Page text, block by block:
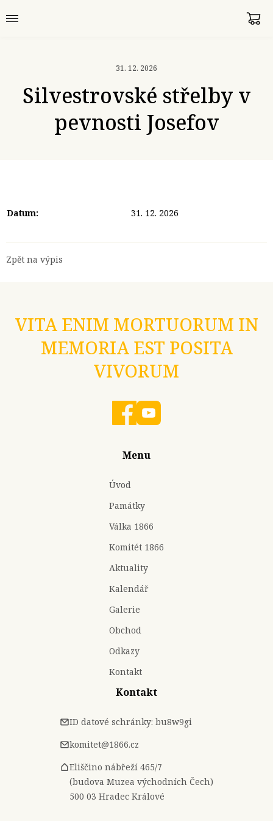
31. 12. 2026
Silvestrovské střelby v
pevnosti Josefov
Datum: 31. 12. 2026
Zpět na výpis
VITA ENIM MORTUORUM IN
MEMORIA EST POSITA
VIVORUM
Menu
Úvod
Památky
Válka 1866
Komitét 1866
Aktuality
Kalendář
Galerie
Obchod
Odkazy
Kontakt
Kontakt
ID datové schránky: bu8w9gi
komitet@1866.cz
Eliščino nábřeží 465/7
(budova Muzea východních Čech)
500 03 Hradec Králové